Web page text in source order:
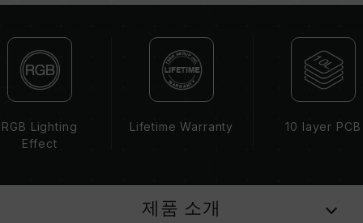
되는 메인보드 BIOS 버전이 메모리 동작 클럭에
영향을 줄 수 있습니다.
메모리의 최종 작동 주파수는 시스템 BIOS 설정
과 메인보드, CPU의 호환성에 따라 달라집니다.
않은 경우, 메모리는 SPD(JEDEC 표준)에 따라
XMP 3.0 / EXPO는 사용자가 수동으로 활성화해
RGB Lighting
Effect
Lifetime Warranty 10 layer PCB
제품 소개